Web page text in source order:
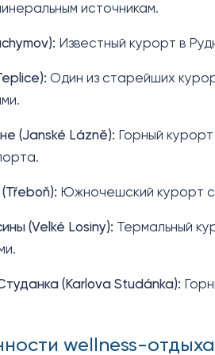
источникам.
Известный курорт в
Один из старейших
(Janské Lázně): Горный
Южночешский курорт с
(Velké Losiny): Термальный
(Karlova Studánka):
wellness-